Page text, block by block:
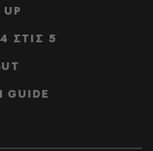
UP
ΣΤΙΣ 5
GUIDE